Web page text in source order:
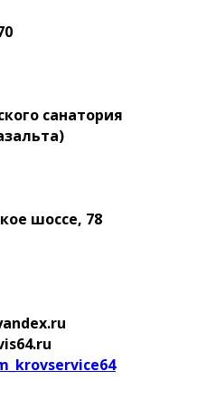
санатория
шоссе, 78